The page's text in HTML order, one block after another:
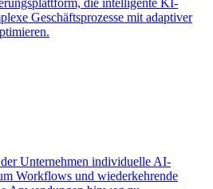
Geschäftsprozesse mit adaptiver
Unternehmen individuelle AI-
Workflows und wiederkehrende